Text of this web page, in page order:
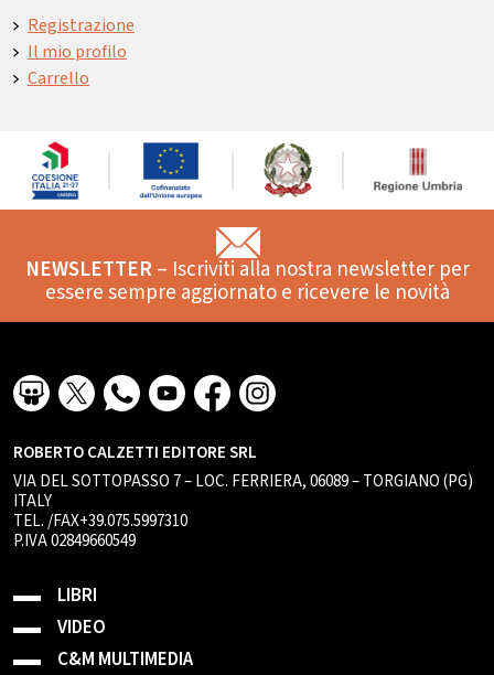
Registrazione
Il mio profilo
Carrello
NEWSLETTER– Iscriviti alla nostra newsletter per
essere sempre aggiornato e ricevere le novità
ROBERTO CALZETTI EDITORE SRL
VIA DEL SOTTOPASSO 7 – LOC. FERRIERA, 06089 – TORGIANO (PG)
ITALY
TEL. /FAX+39.075.5997310
P.IVA 02849660549
LIBRI
VIDEO
C&M MULTIMEDIA